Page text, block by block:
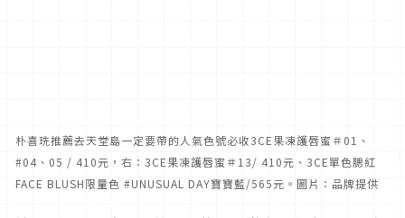
朴喜珗推薦去天堂島一定要帶的人氣色號必收3CE果凍護唇蜜＃01、
#04、05 / 410元，右：3CE果凍護唇蜜＃13/ 410元、3CE單色腮紅
FACE BLUSH限量色 #UNUSUAL DAY寶寶藍/565元。圖片：品牌提供